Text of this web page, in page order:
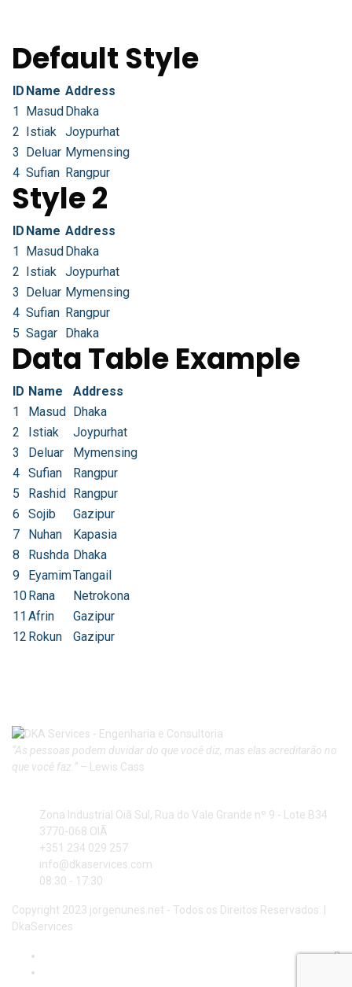
Default Style
ID Name Address
1 MasudDhaka
2 Istiak
Joypurhat
3 Deluar Mymensing
4 Sufian Rangpur
Style 2
ID Name Address
1 MasudDhaka
2 Istiak
Joypurhat
3 Deluar Mymensing
4 Sufian Rangpur
5 Sagar Dhaka
Data Table Example
ID Name
Address
1
Masud Dhaka
2
Istiak
Joypurhat
3
Deluar
Mymensing
4 Sufian
Rangpur
5
Rashid Rangpur
6
Sojib
Gazipur
7
Nuhan
Kapasia
8
Rushda Dhaka
9
EyamimTangail
10Rana
Netrokona
11 Afrin
Gazipur
12 Rokun Gazipur
“As pessoas podem duvidar do que você diz, mas elas acreditarão no
que você faz.” – Lewis Cass
Zona Industrial Oiã Sul, Rua do Vale Grande nº 9 - Lote B34
3770-068 OIÃ
+351 234 029 257
info@dkaservices.com
08:30 - 17:30
Copyright 2023 jorgenunes.net - Todos os Direitos Reservados. |
DkaServices